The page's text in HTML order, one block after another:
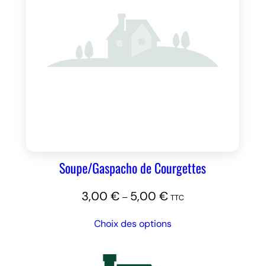
Soupe/Gaspacho de Courgettes
3,00 €– 5,00 € TTC
Choix des options